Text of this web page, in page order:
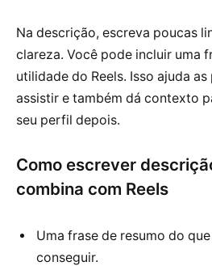
Na descrição, escreva poucas
clareza. Você pode incluir uma
utilidade do Reels. Isso ajuda
assistir e também dá contexto
seu perfil depois.
Como escrever
combina com Reels
Uma frase de resumo do
conseguir.